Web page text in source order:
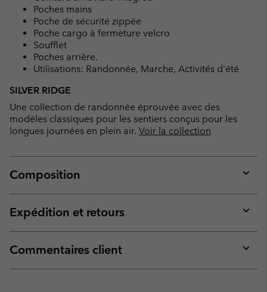
Poches mains
Poche de sécurité zippée
Poche cargo à fermeture velcro
Soufflet
Poches arrière.
Utilisations: Randonnée, Marche, Activités d'été
SILVER RIDGE
Une collection de randonnée éprouvée avec des
modèles classiques pour les sentiers conçus pour les
longues journées en plein air. Voir la collection
Composition
or
Expédition et retours
or
Commentaires client
or